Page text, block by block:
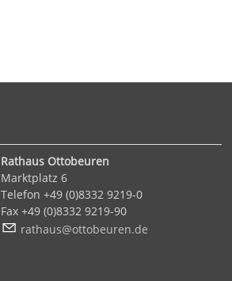
Rathaus Ottobeuren
Marktplatz 6
Telefon +49 (0)8332 9219-0
Fax +49 (0)8332 9219-90
r th s tt b r n d